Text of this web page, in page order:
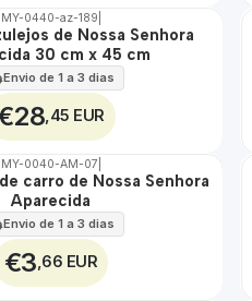
MY-0440-az-189
de Nossa Senhora
30 cm x 45 cm
Envio de 1 a 3 dias
,45 EUR
MY-0040-AM-07
carro de Nossa Senhora
Aparecida
Envio de 1 a 3 dias
€3 ,66 EUR